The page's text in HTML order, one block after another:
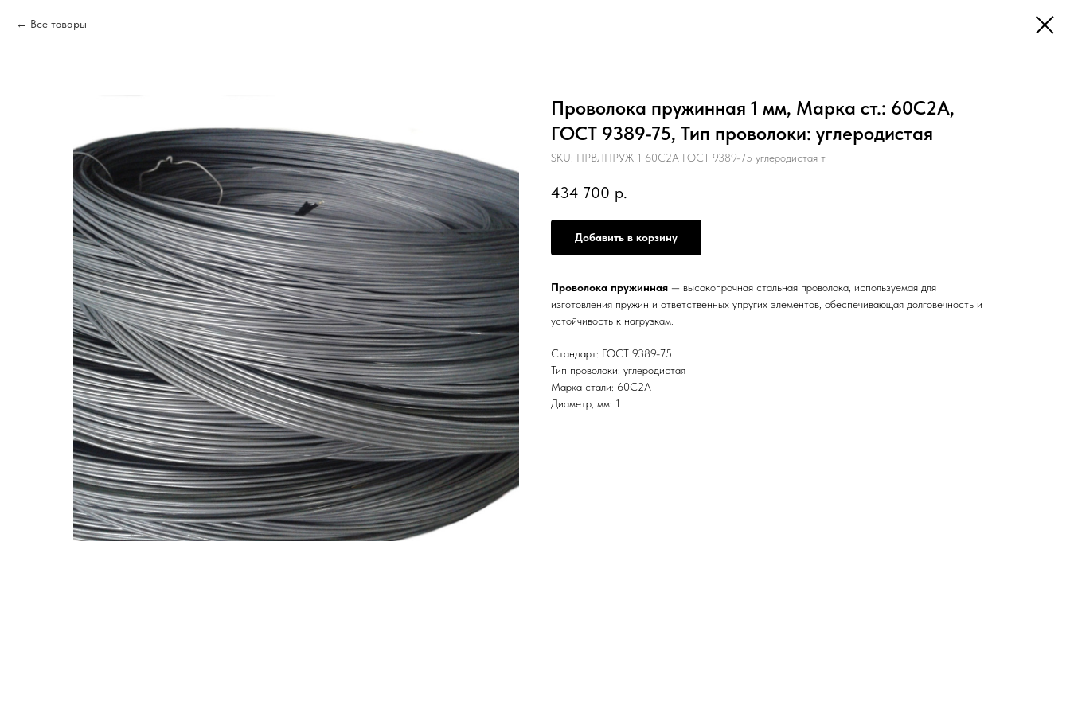
Все товары
Проволока пружинная 1 мм, Марка ст.: 60С2А,
ГОСТ 9389-75, Тип проволоки: углеродистая
SKU: ПРВЛПРУЖ 1 60С2А ГОСТ 9389-75 углеродистая т
434 700 р.
Добавить в корзину
Проволока пружинная — высокопрочная стальная проволока, используемая для
изготовления пружин и ответственных упругих элементов, обеспечивающая долговечность и
устойчивость к нагрузкам.
Стандарт: ГОСТ 9389-75
Тип проволоки: углеродистая
Марка стали: 60С2А
Диаметр, мм: 1